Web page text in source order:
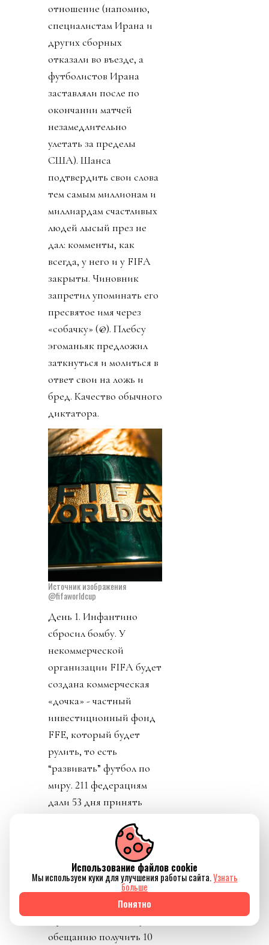
отношение (напомню,
специалистам Ирана и
других сборных
отказали во въезде, а
футболистов Ирана
заставляли после по
окончании матчей
незамедлительно
улетать за пределы
США). Шанса
подтвердить свои слова
тем самым миллионам и
миллиардам счастливых
людей лысый през не
дал: комменты, как
всегда, у него и у FIFA
закрыты. Чиновник
запретил упоминать его
пресвятое имя через
«собачку» (@). Плебсу
эгоманьяк предложил
заткнуться и молиться в
ответ свои на ложь и
бред. Качество обычного
диктатора.
Источник изображения
@fifaworldcup
День 1. Инфантино
сбросил бомбу. У
некоммерческой
организации FIFA будет
создана коммерческая
«дочка» - частный
инвестиционный фонд
FFE, который будет
рулить, то есть
“развивать” футбол по
миру. 211 федерациям
дали 53 дня принять
миллионов долларов или
отказаться и получить 10
миллионов долларов (см.
«Подкуп и давление на
избирателей», «взятка»).
Пряником был доступ к
обещанию получить 10
Использование файлов cookie
Мы используем куки для улучшения работы сайта.Узнать
больше
Понятно